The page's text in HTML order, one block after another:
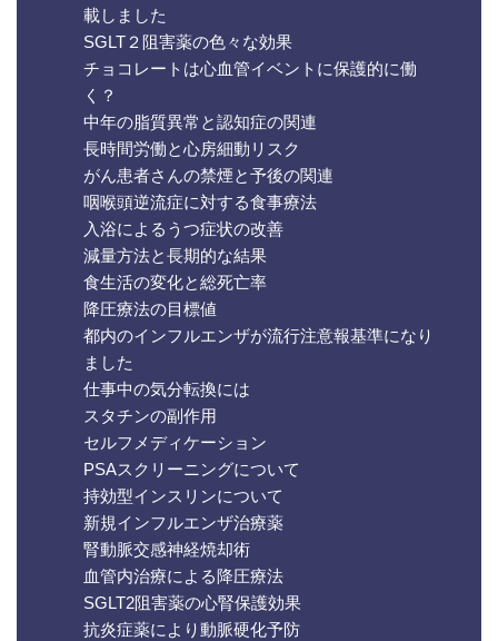
載しました
SGLT２阻害薬の色々な効果
チョコレートは心血管イベントに保護的に働
く？
中年の脂質異常と認知症の関連
長時間労働と心房細動リスク
がん患者さんの禁煙と予後の関連
咽喉頭逆流症に対する食事療法
入浴によるうつ症状の改善
減量方法と長期的な結果
食生活の変化と総死亡率
降圧療法の目標値
都内のインフルエンザが流行注意報基準になり
ました
仕事中の気分転換には
スタチンの副作用
セルフメディケーション
PSAスクリーニングについて
持効型インスリンについて
新規インフルエンザ治療薬
腎動脈交感神経焼却術
血管内治療による降圧療法
SGLT2阻害薬の心腎保護効果
抗炎症薬により動脈硬化予防